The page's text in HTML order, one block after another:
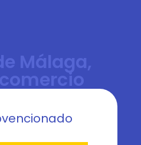
Málaga,